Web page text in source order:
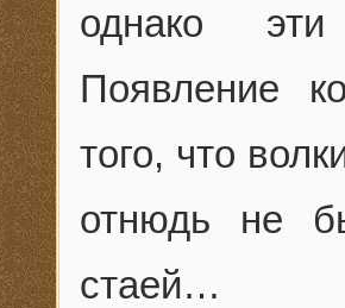
однако
Появление
того, что
отнюдь не
стаей…